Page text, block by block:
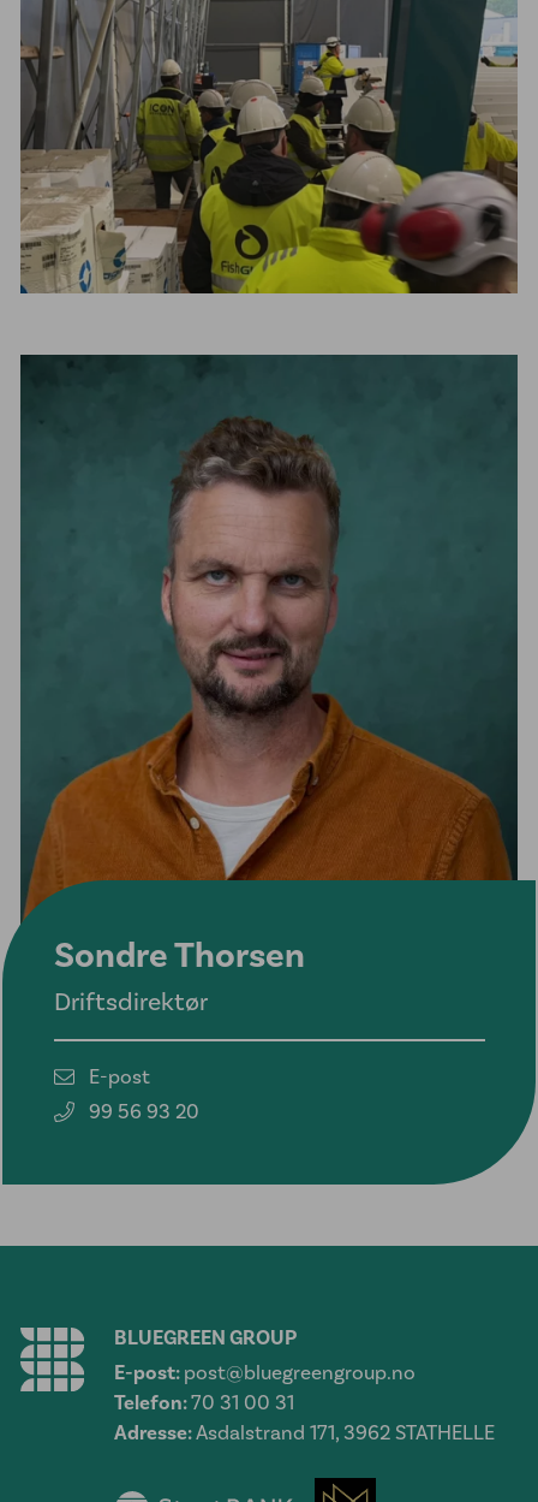
Sondre Thorsen
Driftsdirektør
E-post
99 56 93 20
BLUEGREEN GROUP
E-post: post@bluegreengroup.no
Telefon:70 31 00 31
Adresse:Asdalstrand 171, 3962 STATHELLE